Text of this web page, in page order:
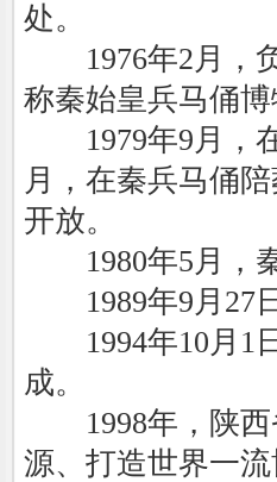
处。
1976年2月，负
称秦始皇兵马俑
1979年9月，在
月，在秦兵马俑
开放。
1980年5月，秦
1989年9月27
1994年10月1日
成。
1998年，陕西
源、打造世界一